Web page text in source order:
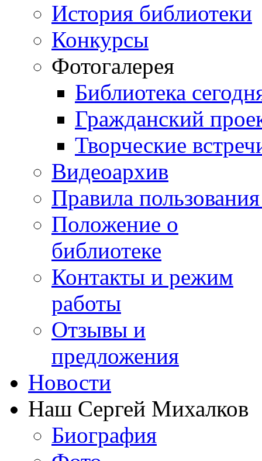
История библиотеки
Конкурсы
Фотогалерея
Библиотека
Гражданский
Творческие
Видеоархив
Правила
Положение о
библиотеке
Контакты и режим
работы
Отзывы и
предложения
Новости
Наш Сергей Михалков
Биография